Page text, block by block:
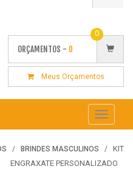
ORÇAMENTOS - 0
0
Meus Orçamentos
Toggle
BRINDES MASCULINOS
KIT
ENGRAXATE PERSONALIZADO